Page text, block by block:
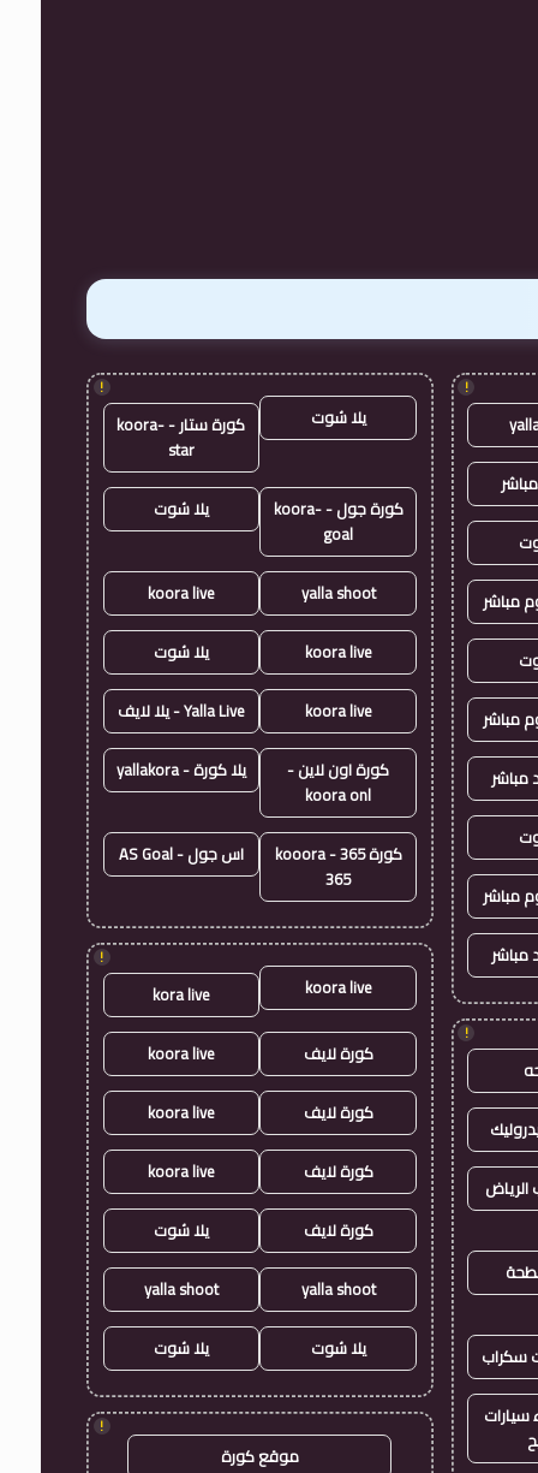
!
مباشر
مباشر
مباشر
مباشر
مباشر
!
سكراب
!
يلا شوت
كورة ستار - koora-
star
كورة جول - koora-
goal
يلا شوت
yalla shoot
koora live
koora live يلا شوت
koora live Yalla Live - يلا لايف
كورة اون لاين -
koora onl
يلا كورة - yallakora
كورة 365 - kooora
365
اس جول - AS Goal
!
koora live
kora live
كورة لايف koora live
كورة لايف koora live
كورة لايف koora live
كورة لايف يلا شوت
yalla shoot
yalla shoot
يلا شوت يلا شوت
!
موقع كورة